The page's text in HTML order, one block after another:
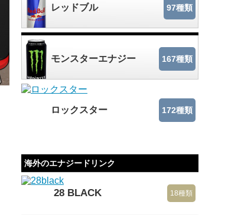
レッドブル 97種類
モンスターエナジー 167種類
ロックスター 172種類
海外のエナジードリンク
28 BLACK 18種類